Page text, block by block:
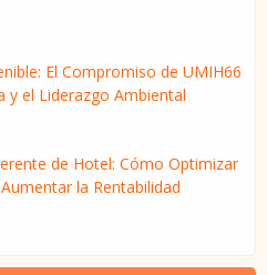
El Compromiso de UMIH66
y el Liderazgo Ambiental
de Hotel: Cómo Optimizar
la Rentabilidad